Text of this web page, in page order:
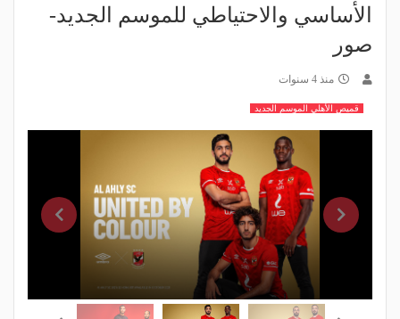
الأساسي والاحتياطي للموسم الجديد-
صور
منذ 4 سنوات
قميص الأهلي الموسم الجديد